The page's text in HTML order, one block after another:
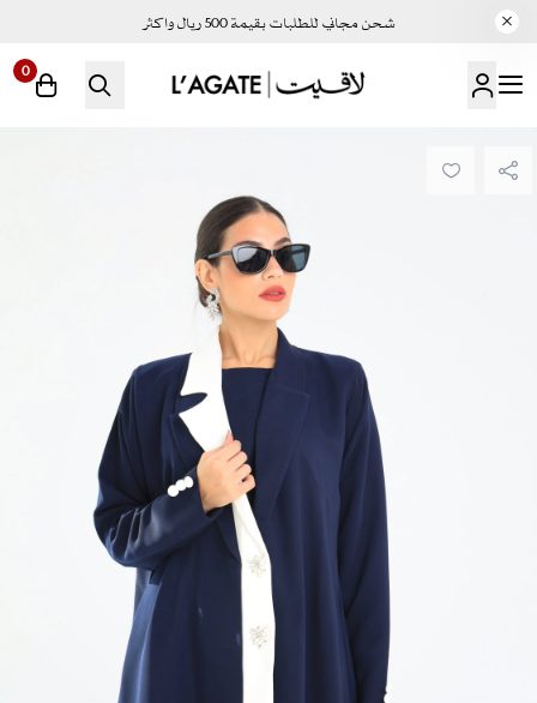
شحن مجاني للطلبات بقيمة 500 ريال واكثر
لاقيت | LAGATE
0